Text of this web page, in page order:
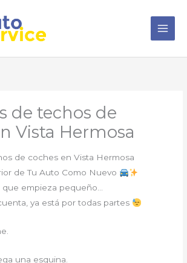
de techos de
Vista Hermosa
de coches en Vista Hermosa
de Tu Auto Como Nuevo
que empieza pequeño…
ya está por todas partes
una esquina.